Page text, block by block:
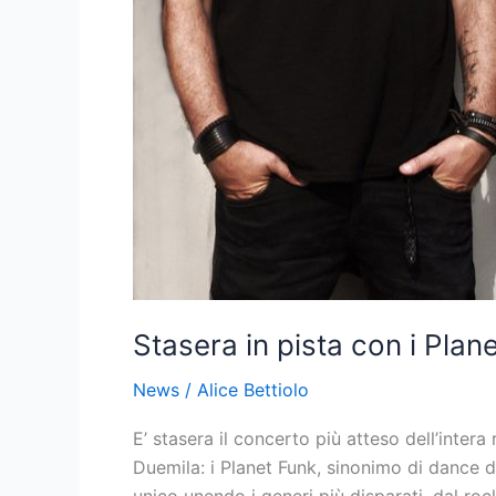
Stasera in pista con i
News / Alice Bettiolo
E’ stasera il concerto più atteso
Duemila: i Planet Funk, sinonimo di dance